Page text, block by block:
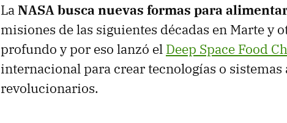
LaNASA busca nuevas formas para
misiones de las siguientes décadas en Marte y
profundo y por eso lanzó el Deep Space Food
internacional para crear tecnologías o
revolucionarios.